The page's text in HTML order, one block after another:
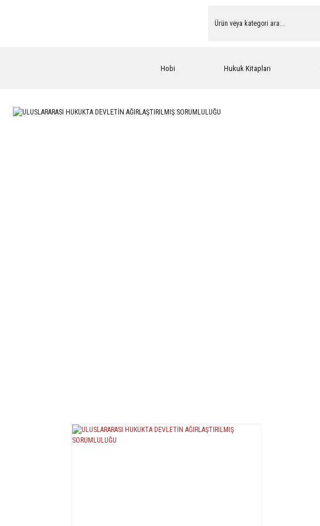
Hobi Hukuk Kitapları